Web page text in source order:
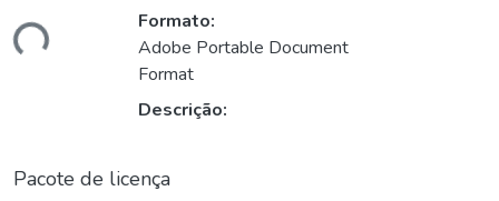
Formato:
Adobe Portable Document
Format
Descrição:
Pacote de licença